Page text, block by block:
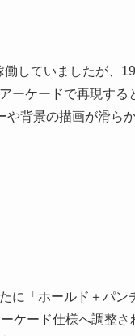
していましたが、
ーケードで再現す
背景の描画が滑ら
に「ホールド＋パン
ケード仕様へ調整